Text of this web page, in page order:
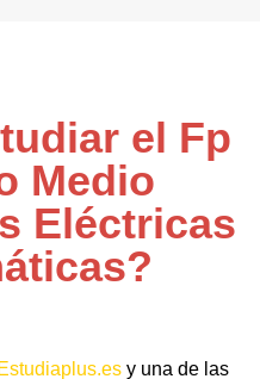
el Fp
Medio
Eléctricas
Estudiaplus.es y una de las